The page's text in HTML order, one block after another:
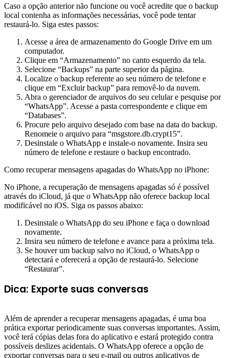
Caso a opção anterior não funcione ou você acredite que o backup
local contenha as informações necessárias, você pode tentar
restaurá-lo. Siga estes passos:
Acesse a área de armazenamento do Google Drive em um
computador.
Clique em “Armazenamento” no canto esquerdo da tela.
Selecione “Backups” na parte superior da página.
Localize o backup referente ao seu número de telefone e
clique em “Excluir backup” para removê-lo da nuvem.
Abra o gerenciador de arquivos do seu celular e pesquise por
“WhatsApp”. Acesse a pasta correspondente e clique em
“Databases”.
Procure pelo arquivo desejado com base na data do backup.
Renomeie o arquivo para “msgstore.db.crypt15”.
Desinstale o WhatsApp e instale-o novamente. Insira seu
número de telefone e restaure o backup encontrado.
Como recuperar mensagens apagadas do WhatsApp no iPhone:
No iPhone, a recuperação de mensagens apagadas só é possível
através do iCloud, já que o WhatsApp não oferece backup local
modificável no iOS. Siga os passos abaixo:
Desinstale o WhatsApp do seu iPhone e faça o download
novamente.
Insira seu número de telefone e avance para a próxima tela.
Se houver um backup salvo no iCloud, o WhatsApp o
detectará e oferecerá a opção de restaurá-lo. Selecione
“Restaurar”.
Dica: Exporte suas conversas
Além de aprender a recuperar mensagens apagadas, é uma boa
prática exportar periodicamente suas conversas importantes. Assim,
você terá cópias delas fora do aplicativo e estará protegido contra
possíveis deslizes acidentais. O WhatsApp oferece a opção de
exportar conversas para o seu e-mail ou outros aplicativos de